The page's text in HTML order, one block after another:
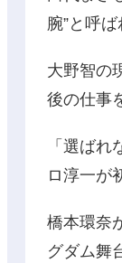
腕”と呼
大野智の
後の仕事
「選ば
ロ淳一が
橋本環奈
グダム舞